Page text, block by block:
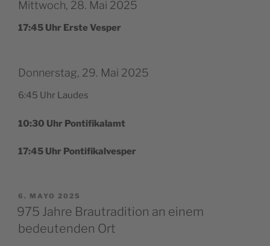
Mittwoch, 28. Mai 2025
17:45 Uhr Ers­te Vesper
Donnerstag, 29. Mai 2025
6:45 Uhr Laudes
10:30 Uhr Pontifikalamt
17:45 Uhr Pontifikalvesper
PUBLICADO
EL
6. MAYO 2025
975 Jahre Brautradition an einem
bedeutenden Ort